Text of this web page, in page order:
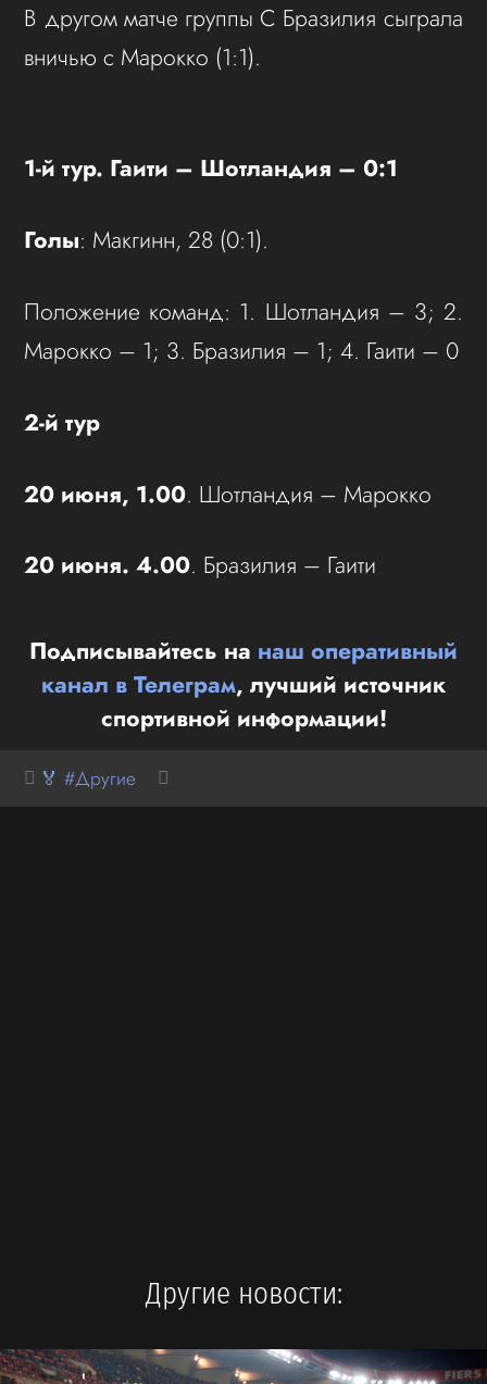
В другом матче группы C Бразилия сыграла
вничью с Марокко (1:1).
1-й тур. Гаити – Шотландия – 0:1
Голы: Макгинн, 28 (0:1).
Положение команд: 1. Шотландия – 3; 2.
Марокко – 1; 3. Бразилия – 1; 4. Гаити – 0
2-й тур
20 июня, 1.00. Шотландия – Марокко
20 июня. 4.00. Бразилия – Гаити
Подписывайтесь на наш оперативный
канал в Телеграм, лучший источник
спортивной информации!
🏅 #Другие
Другие новости: